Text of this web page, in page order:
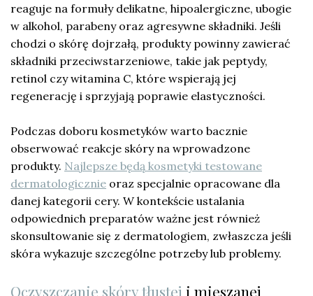
reaguje na formuły delikatne, hipoalergiczne, ubogie
w alkohol, parabeny oraz agresywne składniki. Jeśli
chodzi o skórę dojrzałą, produkty powinny zawierać
składniki przeciwstarzeniowe, takie jak peptydy,
retinol czy witamina C, które wspierają jej
regenerację i sprzyjają poprawie elastyczności.
Podczas doboru kosmetyków warto bacznie
obserwować reakcje skóry na wprowadzone
produkty. Najlepsze będą kosmetyki testowane
dermatologicznie oraz specjalnie opracowane dla
danej kategorii cery. W kontekście ustalania
odpowiednich preparatów ważne jest również
skonsultowanie się z dermatologiem, zwłaszcza jeśli
skóra wykazuje szczególne potrzeby lub problemy.
Oczyszczanie skóry tłustej i mieszanej